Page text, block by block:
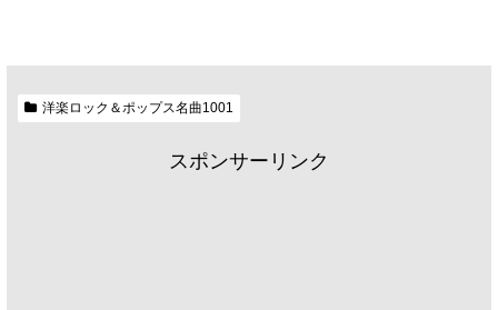
洋楽ロック＆ポップス名曲1001
スポンサーリンク